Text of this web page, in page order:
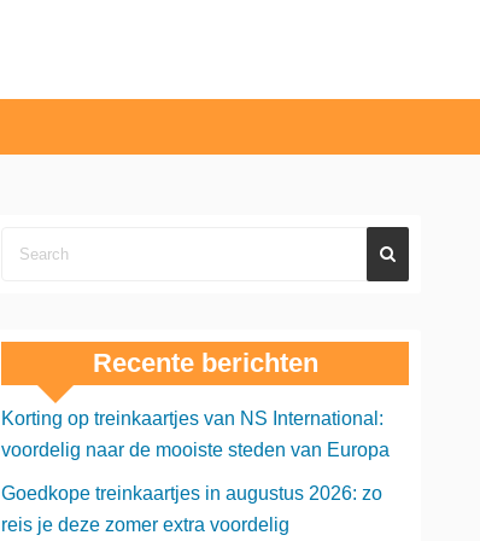
Recente berichten
Korting op treinkaartjes van NS International:
voordelig naar de mooiste steden van Europa
Goedkope treinkaartjes in augustus 2026: zo
reis je deze zomer extra voordelig